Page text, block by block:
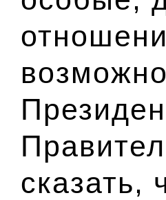
сказать,